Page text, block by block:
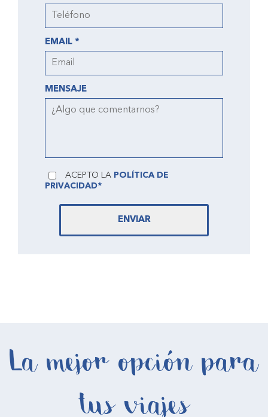
EMAIL *
MENSAJE
ACEPTO LA POLÍTICA DE
PRIVACIDAD*
ENVIAR
La mejor opción para
tus viajes